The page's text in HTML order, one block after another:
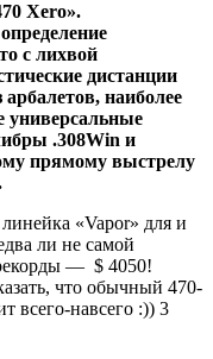
Xero».
с лихвой
дистанции
наиболее
универсальные
.308Win и
прямому выстрелу
«Vapor» для и
ли не самой
— $ 4050!
что обычный 470-
всего-навсего :)) 3